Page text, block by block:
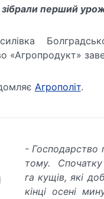
перший
«Агропродукт»
Агрополіт.
- Господарство
тому.
га кущів, які
кінці осені